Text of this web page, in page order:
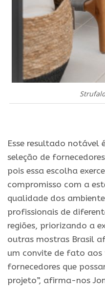
Esse resultado
seleção de
pois essa escolha
compromisso com a
qualidade dos
profissionais de
regiões, priorizando a
outras mostras Brasil
um convite de fato aos
fornecedores que
projeto”, afirma-nos